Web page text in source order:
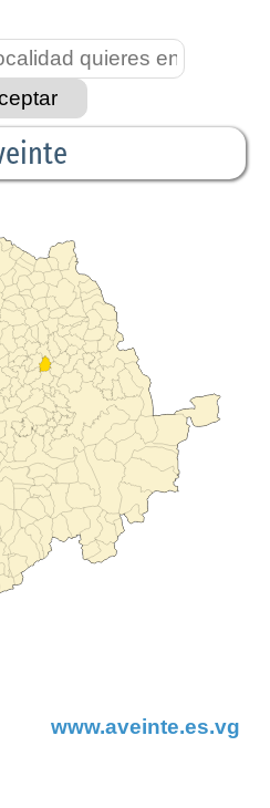
www.aveinte.es.vg